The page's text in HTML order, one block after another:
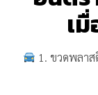
เ
1. ขวดพลาส